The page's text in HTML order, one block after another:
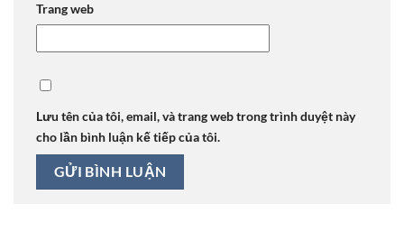
Trang web
Lưu tên của tôi, email, và trang web trong trình duyệt này
cho lần bình luận kế tiếp của tôi.